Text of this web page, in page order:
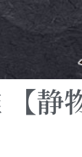
静